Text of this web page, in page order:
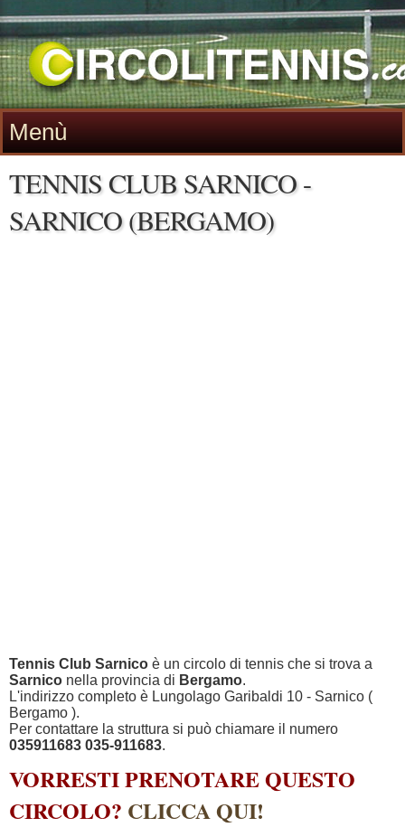
Menù
TENNIS CLUB SARNICO -
SARNICO (BERGAMO)
Tennis Club Sarnico è un circolo di tennis che si trova a
Sarnico nella provincia di Bergamo.
L'indirizzo completo è Lungolago Garibaldi 10 - Sarnico (
Bergamo ).
Per contattare la struttura si può chiamare il numero
035911683 035-911683.
VORRESTI PRENOTARE QUESTO
CIRCOLO? CLICCA QUI!